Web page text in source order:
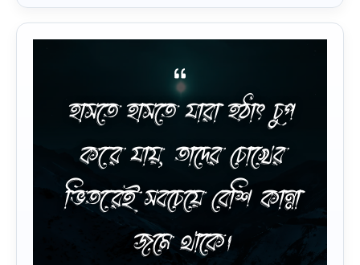
হাসতে হাসতে যারা হঠাৎ চুপ
করে যায়, তাদের চোখের
ভিতরেই সবচেয়ে বেশি কান্না
জমে থাকে।